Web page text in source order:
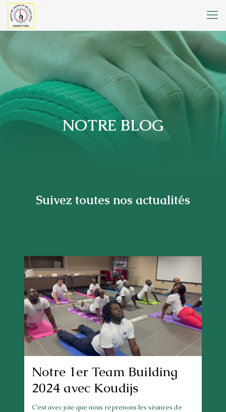
NOTRE BLOG
Suivez toutes nos actualités
Notre 1er Team Building
2024 avec Koudijs
C’est avec joie que nous reprenons les séances de